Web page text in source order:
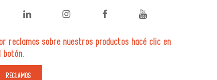
reclamos sobre nuestros productos hacé clic en
botón.